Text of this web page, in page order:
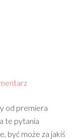
od premiera
te pytania
być może za jakiś